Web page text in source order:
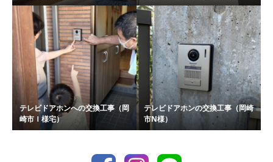
テレビドアホンへの交換工事（岡
崎市Ｉ様宅）
テレビドアホンの交換工事（岡崎
市N様）